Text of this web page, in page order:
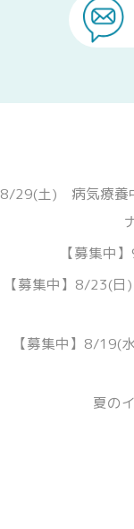
8/29(土) 病気療養
【募集中
【募集中】8/23(
【募集中】8/19(
夏の